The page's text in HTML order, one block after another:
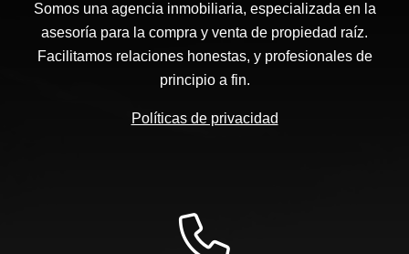
Somos una agencia inmobiliaria, especializada en la
asesoría para la compra y venta de propiedad raíz.
Facilitamos relaciones honestas, y profesionales de
principio a fin.
Políticas de privacidad